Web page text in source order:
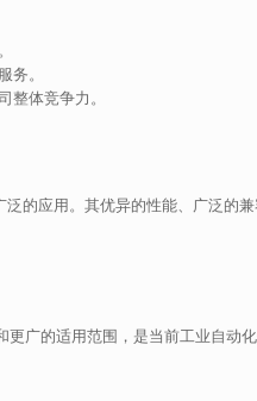
。
体竞争力。
的应用。其优异的性能、广泛的
广的适用范围，是当前工业自动